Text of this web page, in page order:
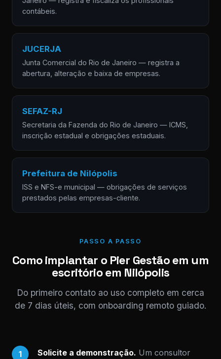
contábeis.
JUCERJA
Junta Comercial do Rio de Janeiro — registra a
abertura, alteração e baixa de empresas.
SEFAZ-RJ
Secretaria da Fazenda do Rio de Janeiro — ICMS,
inscrição estadual e obrigações estaduais.
Prefeitura de Nilópolis
ISS e NFS-e municipal — obrigações de serviços
prestados pelas empresas-cliente.
PASSO A PASSO
Como implantar o Pier Gestão em um
escritório em Nilópolis
Do primeiro contato ao uso completo em cerca
de 7 dias úteis, com onboarding remoto guiado.
1 Solicite a demonstração. Um consultor